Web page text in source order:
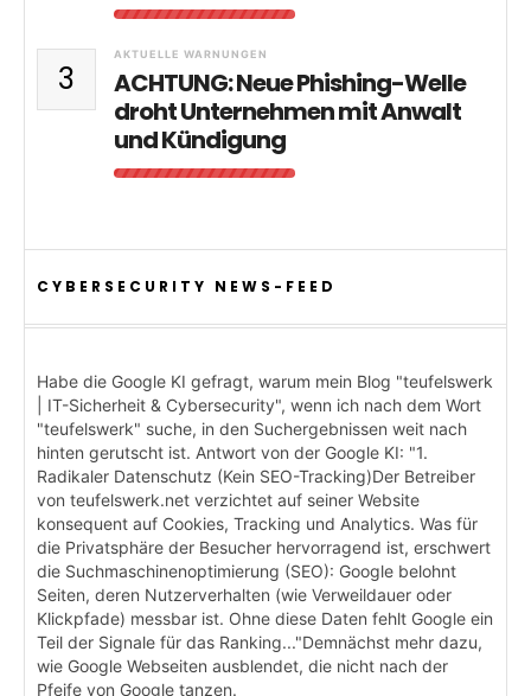
3
AKTUELLE WARNUNGEN
ACHTUNG: Neue Phishing-Welle
droht Unternehmen mit Anwalt
und Kündigung
CYBERSECURITY NEWS-FEED
Habe die Google KI gefragt, warum mein Blog "teufelswerk
| IT-Sicherheit & Cybersecurity", wenn ich nach dem Wort
"teufelswerk" suche, in den Suchergebnissen weit nach
hinten gerutscht ist. Antwort von der Google KI: "1.
Radikaler Datenschutz (Kein SEO-Tracking)Der Betreiber
von teufelswerk.net verzichtet auf seiner Website
konsequent auf Cookies, Tracking und Analytics. Was für
die Privatsphäre der Besucher hervorragend ist, erschwert
die Suchmaschinenoptimierung (SEO): Google belohnt
Seiten, deren Nutzerverhalten (wie Verweildauer oder
Klickpfade) messbar ist. Ohne diese Daten fehlt Google ein
Teil der Signale für das Ranking..."Demnächst mehr dazu,
wie Google Webseiten ausblendet, die nicht nach der
Pfeife von Google tanzen.